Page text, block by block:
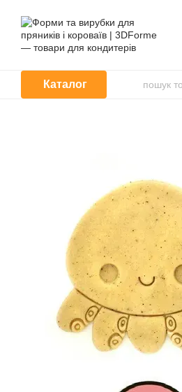
Каталог